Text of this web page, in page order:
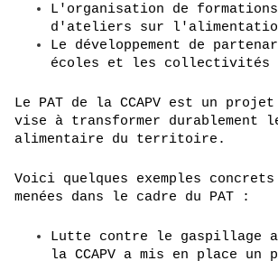
L'organisation de
d'ateliers sur
Le développement de
écoles et les collectivités
Le PAT de la CCAPV est un
vise à transformer durablement
alimentaire du territoire.
Voici quelques exemples
menées dans le cadre du PAT :
Lutte contre le gaspillage
la CCAPV a mis en place un